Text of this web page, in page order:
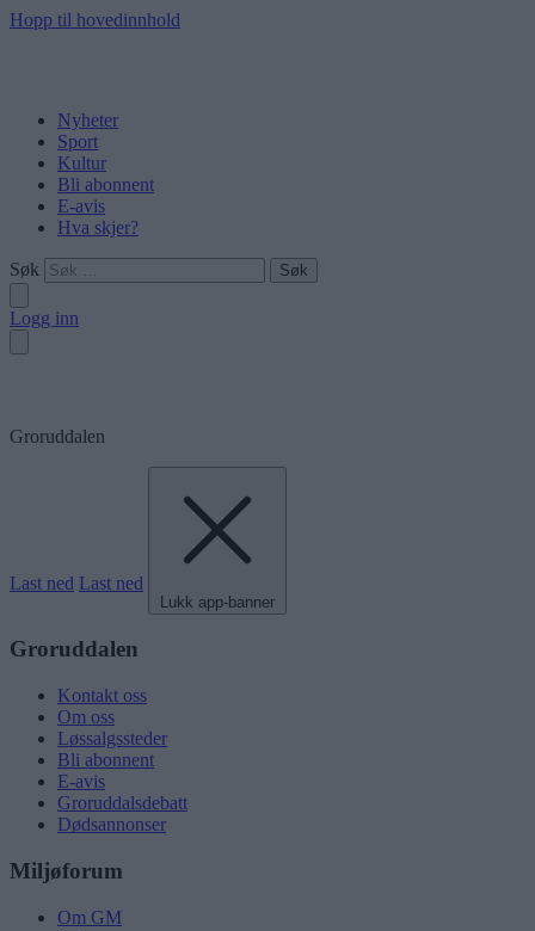
Hopp til hovedinnhold
Nyheter
Sport
Kultur
Bli abonnent
E-avis
Hva skjer?
Søk
Logg inn
Groruddalen
Last ned Last ned
Lukk app-banner
Groruddalen
Kontakt oss
Om oss
Løssalgssteder
Bli abonnent
E-avis
Groruddalsdebatt
Dødsannonser
Miljøforum
Om GM